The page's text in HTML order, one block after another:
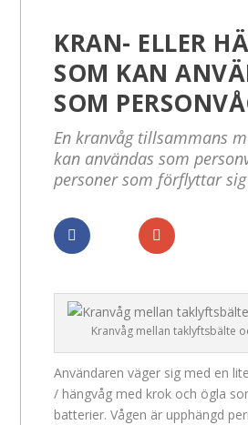
KRAN- ELLER
SOM KAN
SOM
En kranvåg tillsammans
kan användas som
personer som förflyttar
Kranvåg mellan taklyftsbälte
Användaren väger sig med en
/ hängvåg med krok och ögla
batterier. Vågen är upphängd